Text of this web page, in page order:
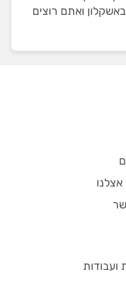
ואתם רוצים
ועבודות